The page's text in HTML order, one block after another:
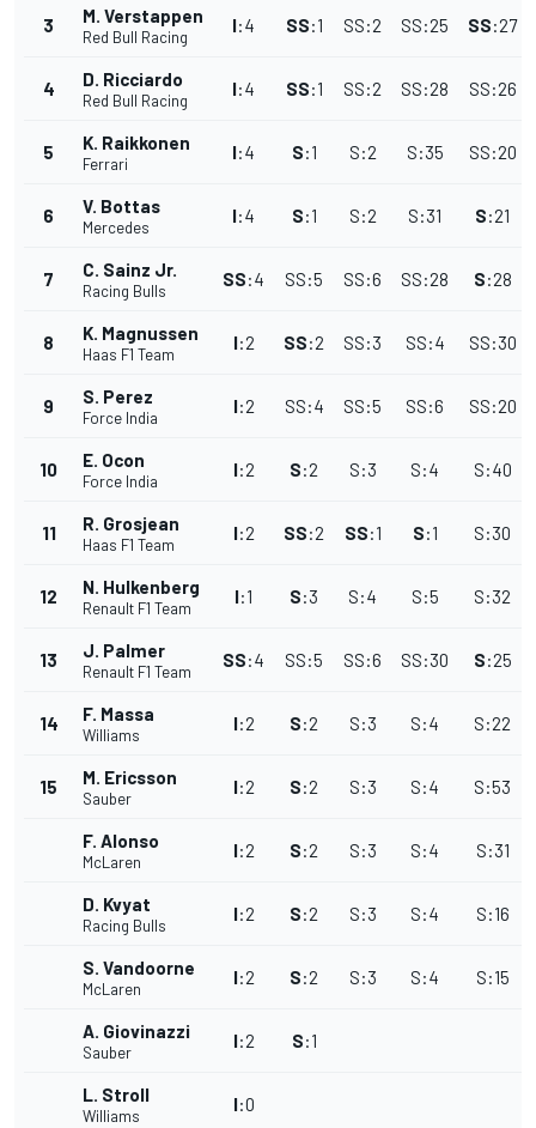
3 M. Verstappen
Red Bull Racing
I:4 SS:1 SS:2 SS:25 SS:27
4 D. Ricciardo
Red Bull Racing
I:4 SS:1 SS:2 SS:28 SS:26
5 K. Raikkonen
Ferrari
I:4 S:1 S:2 S:35 SS:20
6 V. Bottas
Mercedes
I:4 S:1 S:2 S:31 S:21
7 C. Sainz Jr.
Racing Bulls
SS:4 SS:5 SS:6 SS:28 S:28
8 K. Magnussen
Haas F1 Team
I:2 SS:2 SS:3 SS:4 SS:30
9 S. Perez
Force India
I:2 SS:4 SS:5 SS:6 SS:20
10 E. Ocon
Force India
I:2 S:2 S:3 S:4 S:40
11 R. Grosjean
Haas F1 Team
I:2 SS:2 SS:1 S:1 S:30
12 N. Hulkenberg
Renault F1 Team
I:1 S:3 S:4 S:5 S:32
13 J. Palmer
Renault F1 Team
SS:4 SS:5 SS:6 SS:30 S:25
14 F. Massa
Williams
I:2 S:2 S:3 S:4 S:22
15 M. Ericsson
Sauber
I:2 S:2 S:3 S:4 S:53
F. Alonso
McLaren
I:2 S:2 S:3 S:4 S:31
D. Kvyat
Racing Bulls
I:2 S:2 S:3 S:4 S:16
S. Vandoorne
McLaren
I:2 S:2 S:3 S:4 S:15
A. Giovinazzi
Sauber
I:2 S:1
L. Stroll
Williams
I:0